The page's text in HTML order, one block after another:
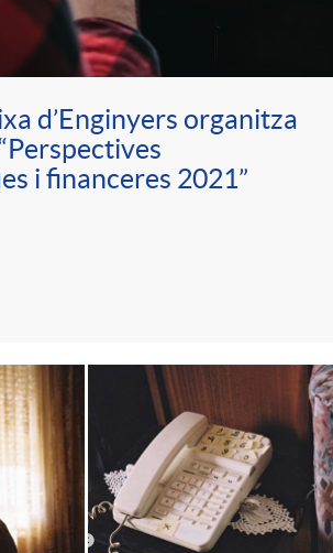
d’Enginyers organitza
i financeres 2021”